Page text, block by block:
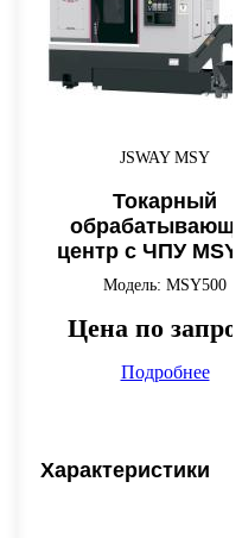
JSWAY MSY
Токарный
центр с ЧПУ
Модель: MSY500
Цена по
Подробнее
Характеристики